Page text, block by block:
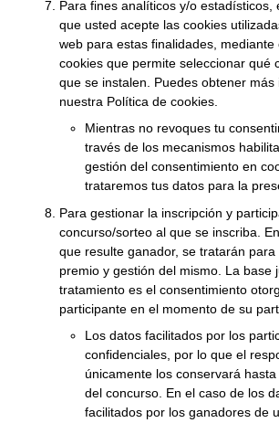
Para fines analíticos y/o estadísticos,
que usted acepte las cookies
web para estas finalidades, mediante
cookies que permite seleccionar qué
que se instalen. Puedes obtener más
nuestra Política de cookies
Mientras no revoques tu
través de los mecanismos
gestión del consentimiento en
trataremos tus datos para la
Para gestionar la inscripción y
concurso/sorteo al que se inscriba.
que resulte ganador, se tratarán
premio y gestión del mismo. La base
tratamiento es el consentimiento
participante en el momento de su
Los datos facilitados por los
confidenciales, por lo que el
únicamente los conservará
del concurso. En el caso de los
facilitados por los ganadores de